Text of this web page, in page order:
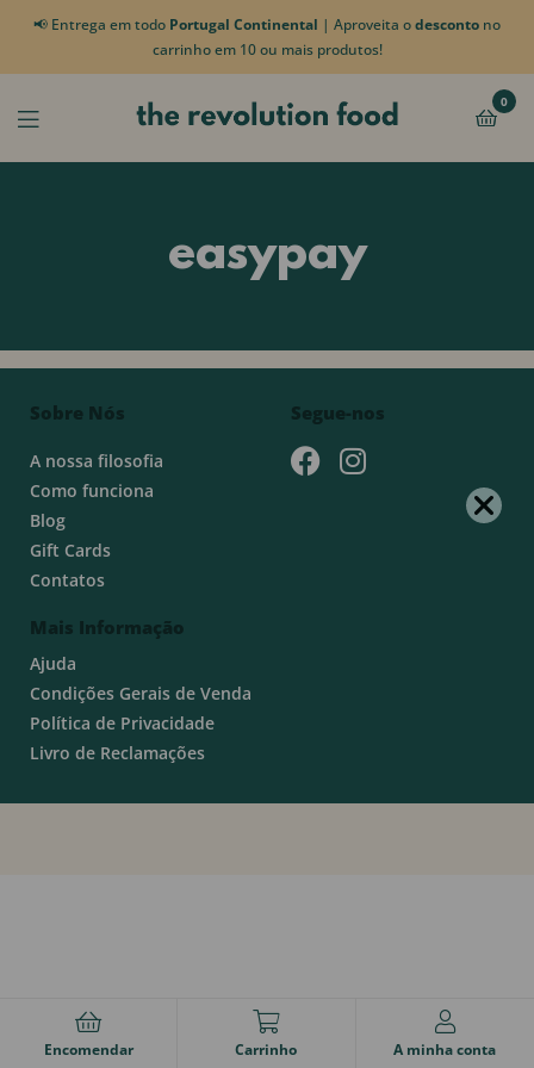
📢 Entrega em todo Portugal Continental | Aproveita odesconto no
carrinho em 10 ou mais produtos!
0
easypay
Sobre Nós
A nossa filosofia
Como funciona
Blog
Gift Cards
Contatos
Mais Informação
Ajuda
Condições Gerais de Venda
Política de Privacidade
Livro de Reclamações
Segue-nos
Encomendar Carrinho A minha conta